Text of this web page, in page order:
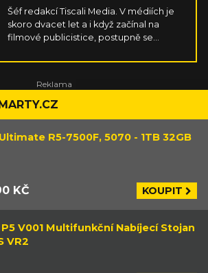
Šéf redakcí Tiscali Media. V médiích je
skoro dvacet let a i když začínal na
filmové publicistice, postupně se
obecnému zpravodajství. Má rád
Blízký východ a Japonsko.
R5-7500F, 5070 - 1TB 32GB
KČ KOUPIT
V001 Multifunkční Nabíjecí Stojan
VR2